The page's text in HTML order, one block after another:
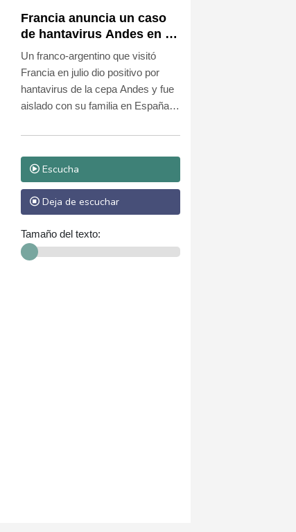
viajar a España, donde está
aislado, pero consideran que el
riesgo de transmisión es "bajo".
Francia anuncia un caso
de hantavirus Andes en un
turista franco-argentino
Un franco-argentino que visitó
Francia en julio dio positivo por
hantavirus de la cepa Andes y fue
aislado con su familia en España,
autoridades francesas, que
indicaron sin embargo en que el
virus no está en circulación.
Escucha
Deja de escuchar
Tamaño del texto: